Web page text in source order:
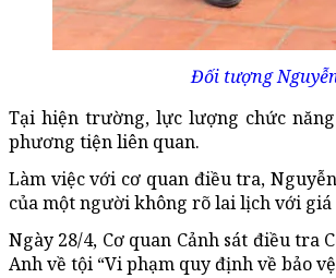
Đối tượng
Tại hiện trường, lực lượng chức
phương tiện liên quan.
Làm việc với cơ quan điều tra,
của một người không rõ lai lịch với
Ngày 28/4, Cơ quan Cảnh sát điều
Anh về tội “Vi phạm quy định về bảo